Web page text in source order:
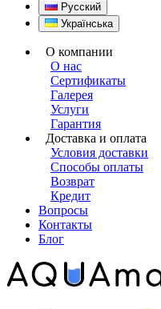
Русский
Українська
О компании
О нас
Сертификаты
Галерея
Услуги
Гарантия
Доставка и оплата
Условия доставки
Способы оплаты
Возврат
Кредит
Вопросы
Контакты
Блог